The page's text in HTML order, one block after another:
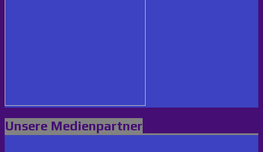
Unsere Medienpartner